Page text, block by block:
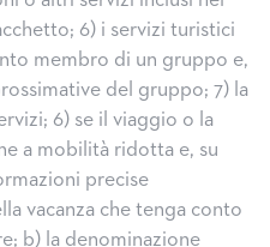
6) i servizi turistici
membro di un gruppo e,
del gruppo; 7) la
6) se il viaggio o la
a mobilità ridotta e, su
precise
vacanza che tenga conto
b) la denominazione